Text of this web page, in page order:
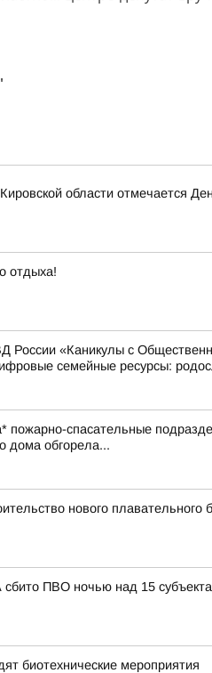
области отмечается
отдыха!
России «Каникулы с
семейные ресурсы:
спасательные
дома обгорела...
нового плавательного
сбито ПВО ночью над 15
биотехнические мероприятия